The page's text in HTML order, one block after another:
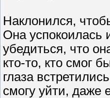
Наклонился,
Она успокоилась
убедиться, что
кто-то, кто смог
глаза
смогу уйти, даже